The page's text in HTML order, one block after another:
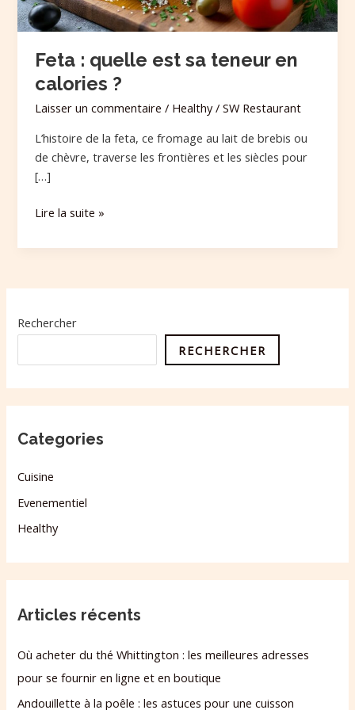
Feta : quelle est sa teneur en
calories ?
Laisser un commentaire / Healthy/SW Restaurant
L’histoire de la feta, ce fromage au lait de brebis ou
de chèvre, traverse les frontières et les siècles pour
[…]
?
Lire la suite »
Rechercher
RECHERCHER
Categories
Cuisine
Evenementiel
Healthy
Articles récents
Où acheter du thé Whittington : les meilleures adresses
pour se fournir en ligne et en boutique
Andouillette à la poêle : les astuces pour une cuisson